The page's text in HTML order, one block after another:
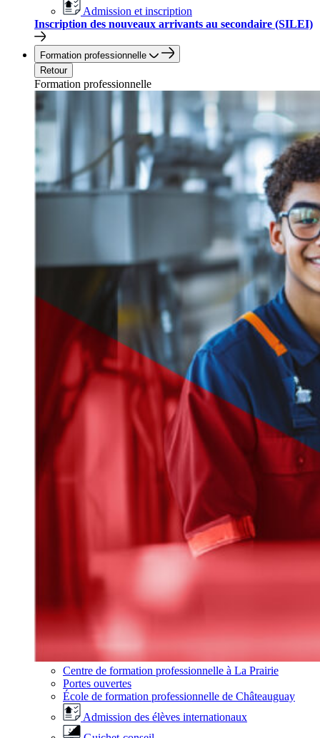
Admission et inscription
Inscription des nouveaux arrivants au secondaire (SILEI)
Formation professionnelle
Retour
Formation professionnelle
Centre de formation professionnelle à La Prairie
Portes ouvertes
École de formation professionnelle de Châteauguay
Admission des élèves internationaux